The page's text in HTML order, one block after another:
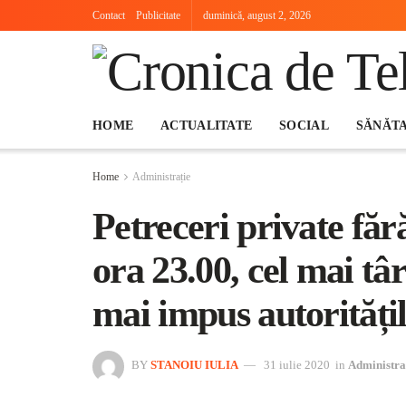
Contact Publicitate duminică, august 2, 2026
HOME ACTUALITATE SOCIAL
Home Administrație
Petreceri private
ora 23.00, cel mai
mai impus
BY STANOIU IULIA 31 iulie 2020 in